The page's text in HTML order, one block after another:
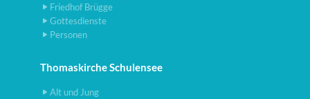
Friedhof Brügge
Gottesdienste
Personen
Thomaskirche Schulensee
Alt und Jung